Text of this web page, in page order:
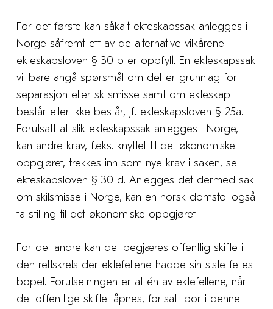
For det første kan såkalt ekteskapssak anlegges i
Norge såfremt ett av de alternative vilkårene i
ekteskapsloven § 30 b er oppfylt. En ekteskapssak
vil bare angå spørsmål om det er grunnlag for
separasjon eller skilsmisse samt om ekteskap
består eller ikke består, jf. ekteskapsloven § 25a.
Forutsatt at slik ekteskapssak anlegges i Norge,
kan andre krav, f.eks. knyttet til det økonomiske
oppgjøret, trekkes inn som nye krav i saken, se
ekteskapsloven § 30 d. Anlegges det dermed sak
om skilsmisse i Norge, kan en norsk domstol også
ta stilling til det økonomiske oppgjøret.
For det andre kan det begjæres offentlig skifte i
den rettskrets der ektefellene hadde sin siste felles
bopel. Forutsetningen er at én av ektefellene, når
det offentlige skiftet åpnes, fortsatt bor i denne